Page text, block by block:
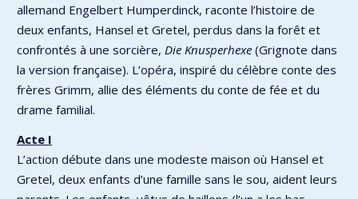
allemand Engelbert Humperdinck, raconte l’histoire de
deux enfants, Hansel et Gretel, perdus dans la forêt et
confrontés à une sorcière, Die Knusperhexe (Grignote dans
la version française). L’opéra, inspiré du célèbre conte des
frères Grimm, allie des éléments du conte de fée et du
drame familial.
Acte I
L’action débute dans une modeste maison où Hansel et
Gretel, deux enfants d’une famille sans le sou, aident leurs